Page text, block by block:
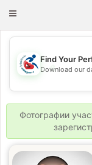
Toggle
💖
Find Your
Download our
Фотографии